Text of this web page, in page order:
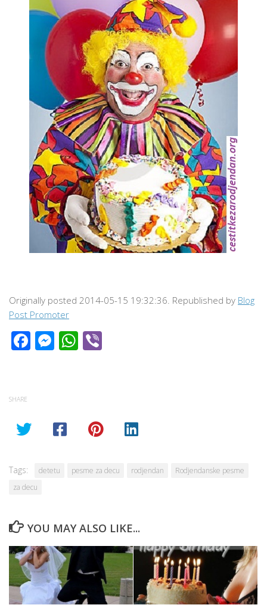
Originally posted 2014-05-15 19:32:36. Republished by Blog
Post Promoter
Facebook
Messenger
WhatsApp
SHARE
Tags: detetu pesme za decu rodjendan
Rodjendanske pesme
za decu
YOU MAY ALSO LIKE...